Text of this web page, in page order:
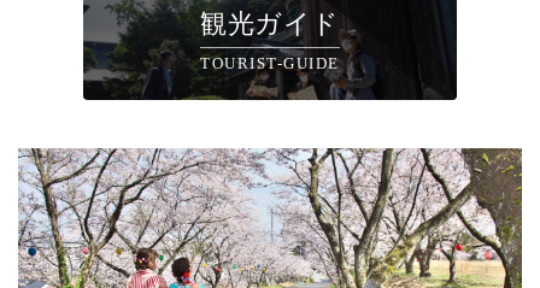
観光ガイド
TOURIST-GUIDE